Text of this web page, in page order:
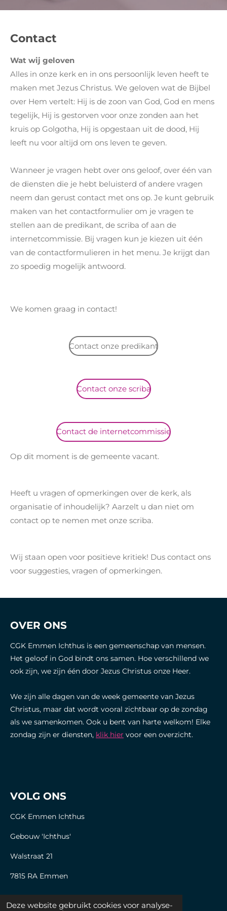
Deze website gebruikt cookies voor analyse-
Contact
Wat wij geloven
Alles in onze kerk en in ons persoonlijk leven heeft te
maken met Jezus Christus. We geloven wat de Bijbel
over Hem vertelt: Hij is de zoon van God, God en mens
tegelijk, Hij is gestorven voor onze zonden aan het
kruis op Golgotha, Hij is opgestaan uit de dood, Hij
leeft nu voor altijd om ons leven te geven.
Wanneer je vragen hebt over ons geloof, over één van
de diensten die je hebt beluisterd of andere vragen
neem dan gerust contact met ons op. Je kunt gebruik
maken van het contactformulier om je vragen te
stellen aan de predikant, de scriba of aan de
internetcommissie. Bij vragen kun je kiezen uit één
van de contactformulieren in het menu. Je krijgt dan
zo spoedig mogelijk antwoord.
We komen graag in contact!
Contact onze predikant
Contact onze scriba
Contact de internetcommissie
Op dit moment is de gemeente vacant.
Heeft u vragen of opmerkingen over de kerk, als
organisatie of inhoudelijk? Aarzelt u dan niet om
contact op te nemen met onze scriba.
Wij staan open voor positieve kritiek! Dus contact ons
voor suggesties, vragen of opmerkingen.
OVER ONS
CGK Emmen Ichthus is een gemeenschap van mensen.
Het geloof in God bindt ons samen. Hoe verschillend we
ook zijn, we zijn één door Jezus Christus onze Heer.
We zijn alle dagen van de week gemeente van Jezus
Christus, maar dat wordt vooral zichtbaar op de zondag
als we samenkomen. Ook u bent van harte welkom! Elke
zondag zijn er diensten, klik hier voor een overzicht.
VOLG ONS
CGK Emmen Ichthus
Gebouw 'Ichthus'
Walstraat 21
7815 RA Emmen
© 2024 CGK Emmen Ichthus